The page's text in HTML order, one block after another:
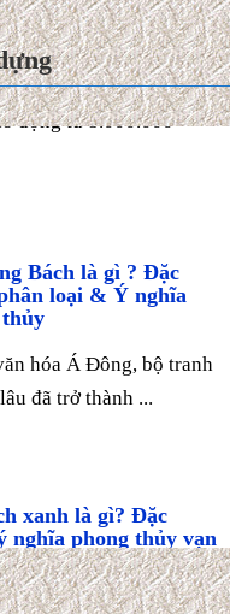
chi phí thi công hoàn
gói biệt thự mái
động từ 8.000.000
loại & Ý nghĩa
đã trở thành ...
nghĩa phong thủy vạn
giới mộc hương cao